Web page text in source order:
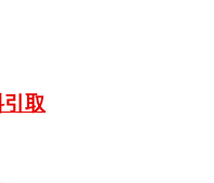
取